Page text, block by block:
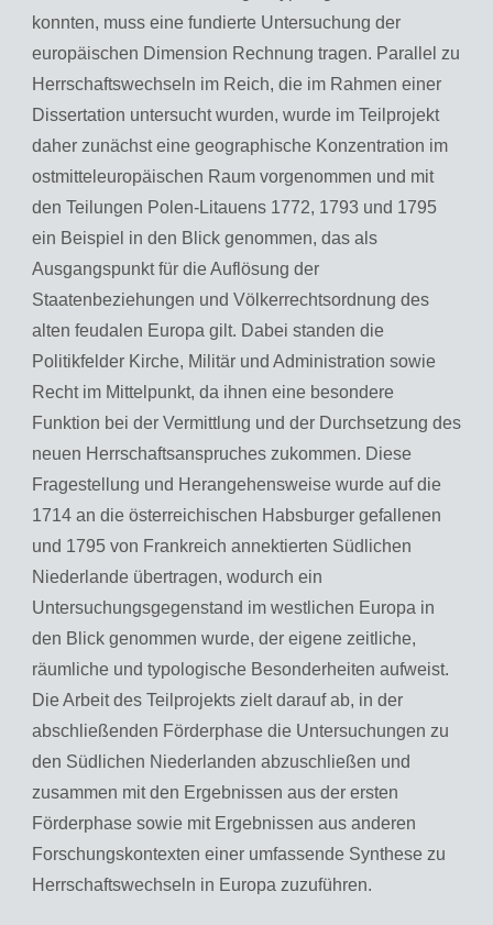
konnten, muss eine fundierte Untersuchung der
europäischen Dimension Rechnung tragen. Parallel zu
Herrschaftswechseln im Reich, die im Rahmen einer
Dissertation untersucht wurden, wurde im Teilprojekt
daher zunächst eine geographische Konzentration im
ostmitteleuropäischen Raum vorgenommen und mit
den Teilungen Polen-Litauens 1772, 1793 und 1795
ein Beispiel in den Blick genommen, das als
Ausgangspunkt für die Auflösung der
Staatenbeziehungen und Völkerrechtsordnung des
alten feudalen Europa gilt. Dabei standen die
Politikfelder Kirche, Militär und Administration sowie
Recht im Mittelpunkt, da ihnen eine besondere
Funktion bei der Vermittlung und der Durchsetzung des
neuen Herrschaftsanspruches zukommen. Diese
Fragestellung und Herangehensweise wurde auf die
1714 an die österreichischen Habsburger gefallenen
und 1795 von Frankreich annektierten Südlichen
Niederlande übertragen, wodurch ein
Untersuchungsgegenstand im westlichen Europa in
den Blick genommen wurde, der eigene zeitliche,
räumliche und typologische Besonderheiten aufweist.
Die Arbeit des Teilprojekts zielt darauf ab, in der
abschließenden Förderphase die Untersuchungen zu
den Südlichen Niederlanden abzuschließen und
zusammen mit den Ergebnissen aus der ersten
Förderphase sowie mit Ergebnissen aus anderen
Forschungskontexten einer umfassende Synthese zu
Herrschaftswechseln in Europa zuzuführen.